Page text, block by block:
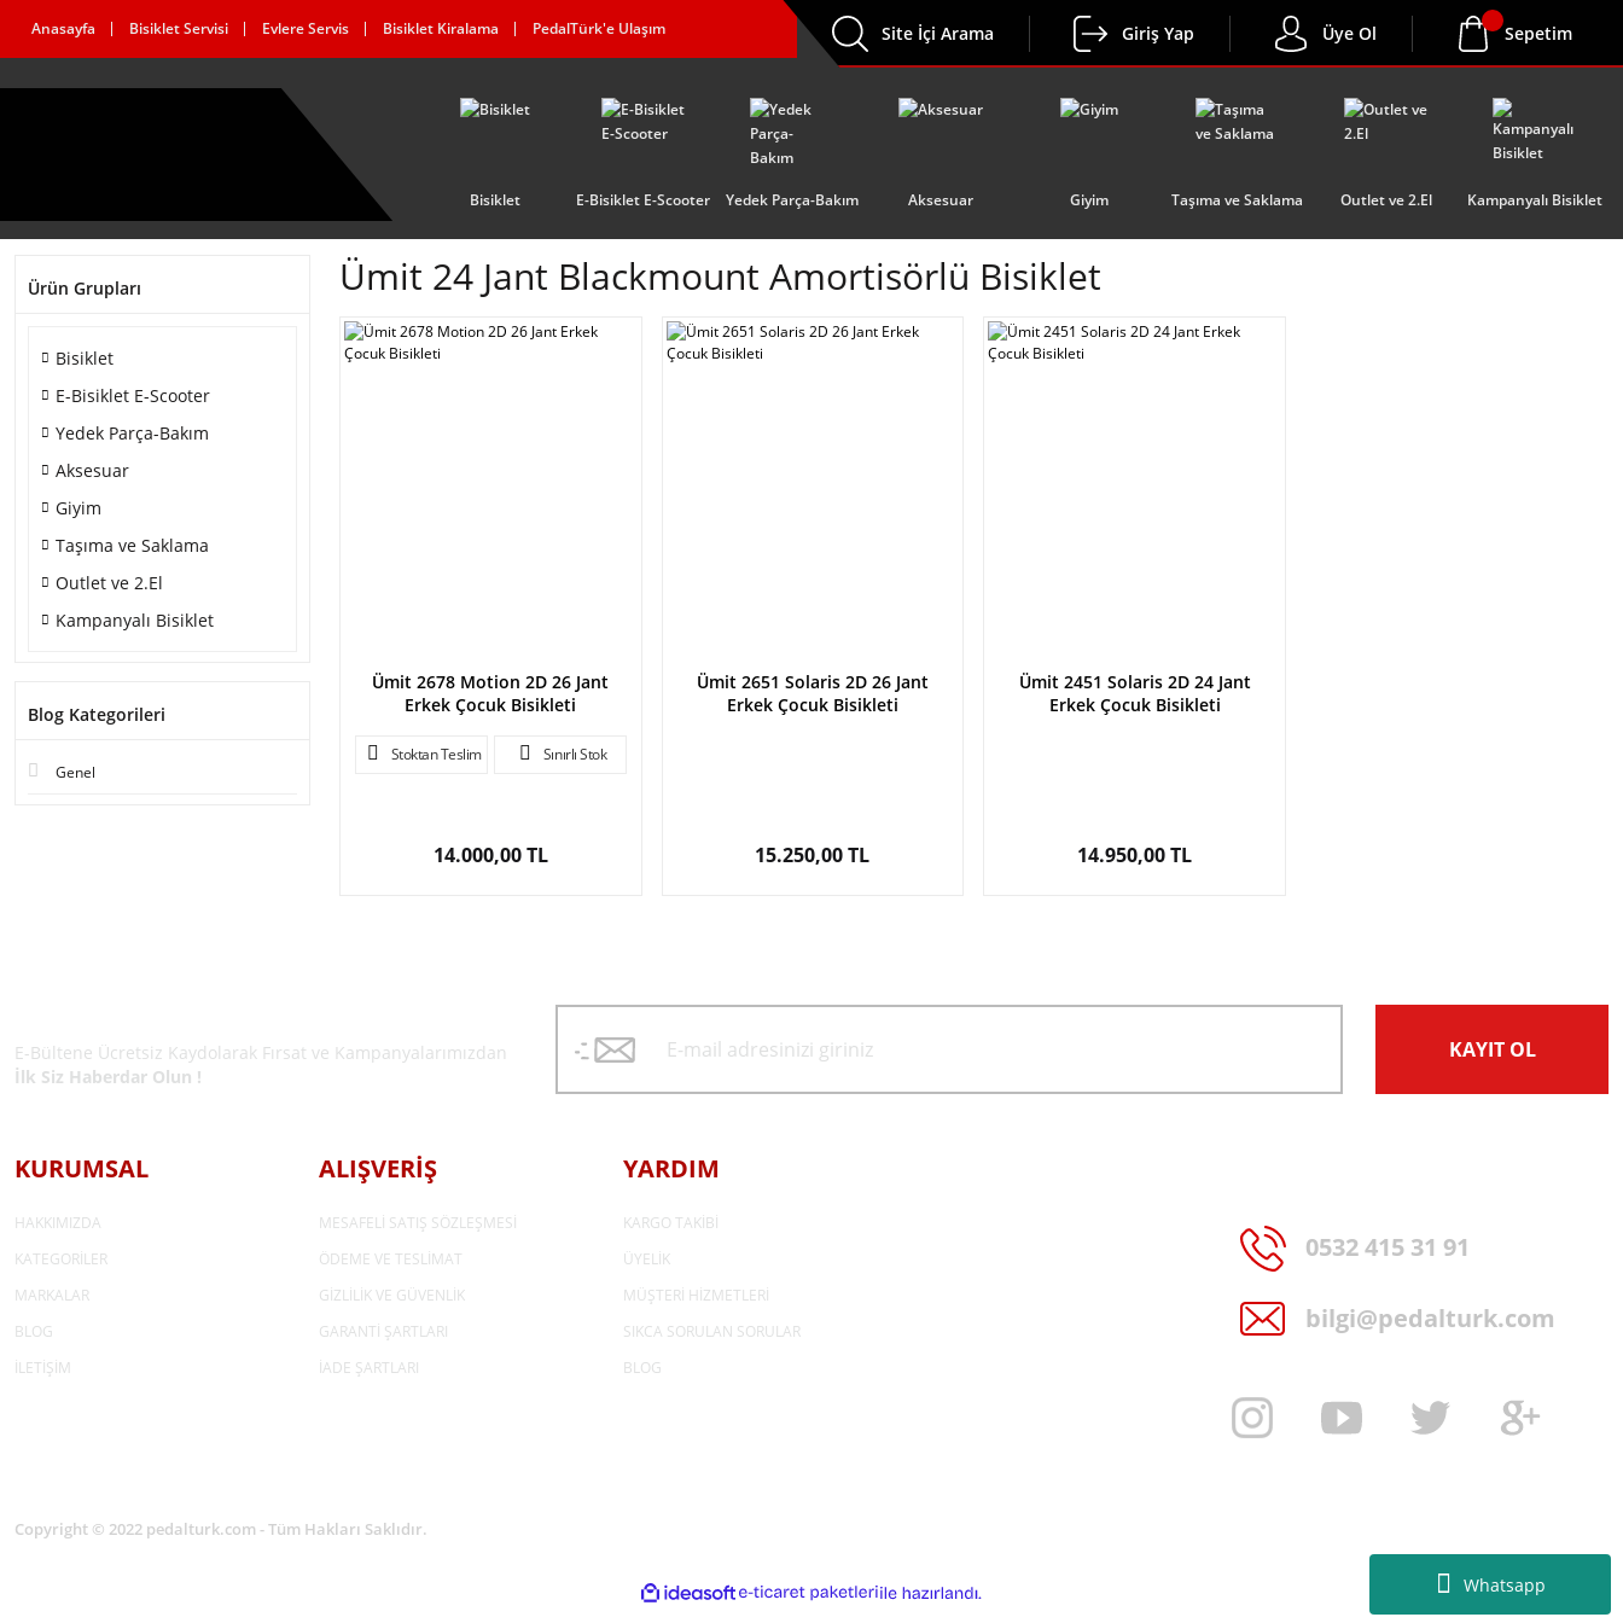
Whatsapp
Anasayfa Bisiklet Servisi Evlere Servis Bisiklet Kiralama PedalTürk'e Ulaşım Site İçi Arama Giriş Yap Üye Ol Sepetim
Bisiklet E-Bisiklet E-Scooter Yedek Parça-Bakım Aksesuar Giyim Taşıma ve Saklama Outlet ve 2.El Kampanyalı Bisiklet
Ürün Grupları
Bisiklet
E-Bisiklet E-Scooter
Yedek Parça-Bakım
Aksesuar
Giyim
Taşıma ve Saklama
Outlet ve 2.El
Kampanyalı Bisiklet
Blog Kategorileri
Genel
Ümit 24 Jant Blackmount Amortisörlü Bisiklet
Ümit 2678 Motion 2D 26 Jant
Erkek Çocuk Bisikleti
Stoktan Teslim Sınırlı Stok
14.000,00 TL
Ümit 2651 Solaris 2D 26 Jant
Erkek Çocuk Bisikleti
15.250,00 TL
Ümit 2451 Solaris 2D 24 Jant
Erkek Çocuk Bisikleti
14.950,00 TL
E-Bültene Ücretsiz Kaydolarak Fırsat ve Kampanyalarımızdan
İlk Siz Haberdar Olun !
KAYIT OL
KURUMSAL
HAKKIMIZDA
KATEGORİLER
MARKALAR
BLOG
İLETİŞİM
ALIŞVERİŞ
MESAFELİ SATIŞ SÖZLEŞMESİ
ÖDEME VE TESLİMAT
GİZLİLİK VE GÜVENLİK
GARANTİ ŞARTLARI
İADE ŞARTLARI
YARDIM
KARGO TAKİBİ
ÜYELİK
MÜŞTERİ HİZMETLERİ
SIKCA SORULAN SORULAR
BLOG
0532 415 31 91
bilgi@pedalturk.com
Copyright © 2022 pedalturk.com - Tüm Hakları Saklıdır.
ideasoft
e-
ile